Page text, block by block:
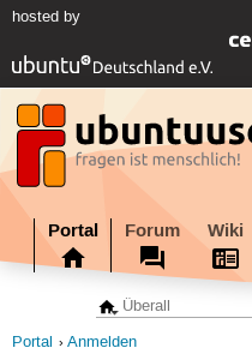
hosted by
Portal Forum Wiki
Portal Anmelden